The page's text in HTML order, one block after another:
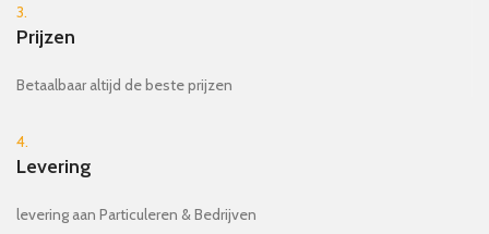
3.
Prijzen
Betaalbaar altijd de beste prijzen
4.
Levering
levering aan Particuleren & Bedrijven